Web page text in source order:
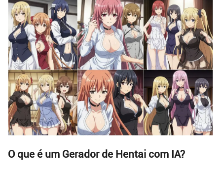
O que é um Gerador de Hentai com IA?